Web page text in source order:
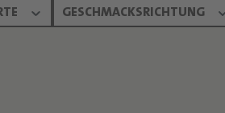
GESCHMACKSRICHTUNG